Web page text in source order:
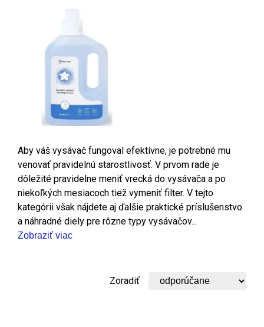
Aby váš vysávač fungoval efektívne, je potrebné mu
venovať pravidelnú starostlivosť. V prvom rade je
dôležité pravidelne meniť vrecká do vysávača a po
niekoľkých mesiacoch tiež vymeniť filter. V tejto
kategórii však nájdete aj ďalšie praktické príslušenstvo
a náhradné diely pre rôzne typy vysávačov...
Zobraziť viac
Zoradiť